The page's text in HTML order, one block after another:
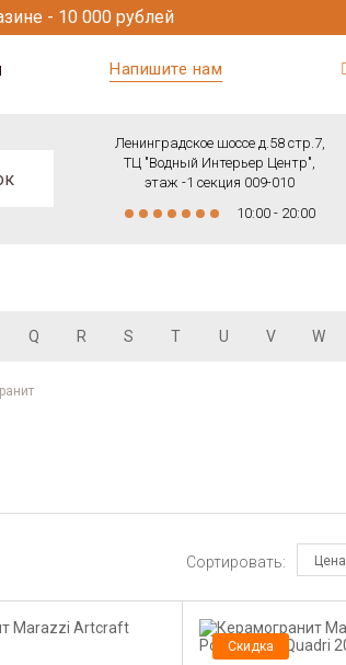
- 10 000 рублей
Напишите нам
Ленинградское шоссе д.58 стр.7,
ТЦ "Водный Интерьер Центр",
этаж -1 секция 009-010
10:00 - 20:00
Q R S T U V W
Сортировать: Цена
Скидка